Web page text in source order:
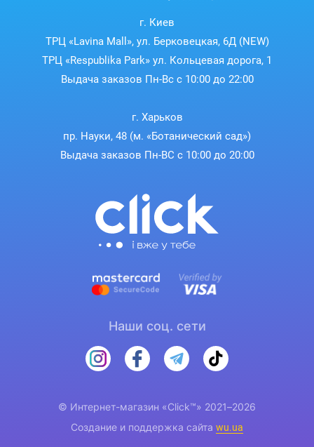
г. Киев
ТРЦ «Lavina Mall», ул. Берковецкая, 6Д (NEW)
ТРЦ «Respublika Park» ул. Кольцевая дорога, 1
Выдача заказов Пн-Вс с 10:00 до 22:00
г. Харьков
пр. Науки, 48 (м. «Ботанический сад»)
Выдача заказов Пн-ВС с 10:00 до 20:00
Наши соц. сети
© Интернет-магазин «Click™» 2021–2026
Создание и поддержка сайта wu.ua